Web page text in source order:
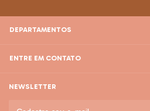
DEPARTAMENTOS
ENTRE EM CONTATO
NEWSLETTER